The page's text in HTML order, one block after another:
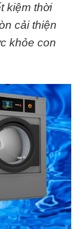
kiệm thời
cải thiện
khỏe con